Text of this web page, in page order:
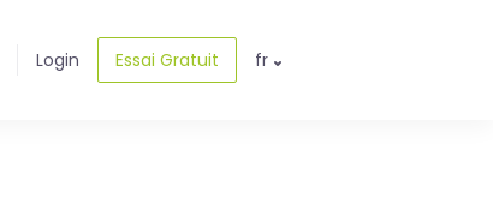
Login Essai Gratuit fr